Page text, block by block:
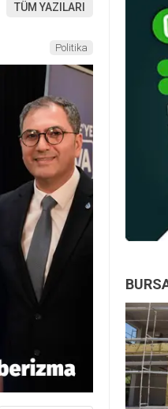
TÜM YAZILARI
Politika